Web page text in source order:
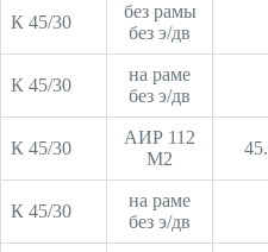
К 45/30
без рамы
без э/дв
К 45/30
на раме
без э/дв
К 45/30
АИР 112
М2
К 45/30
на раме
без э/дв